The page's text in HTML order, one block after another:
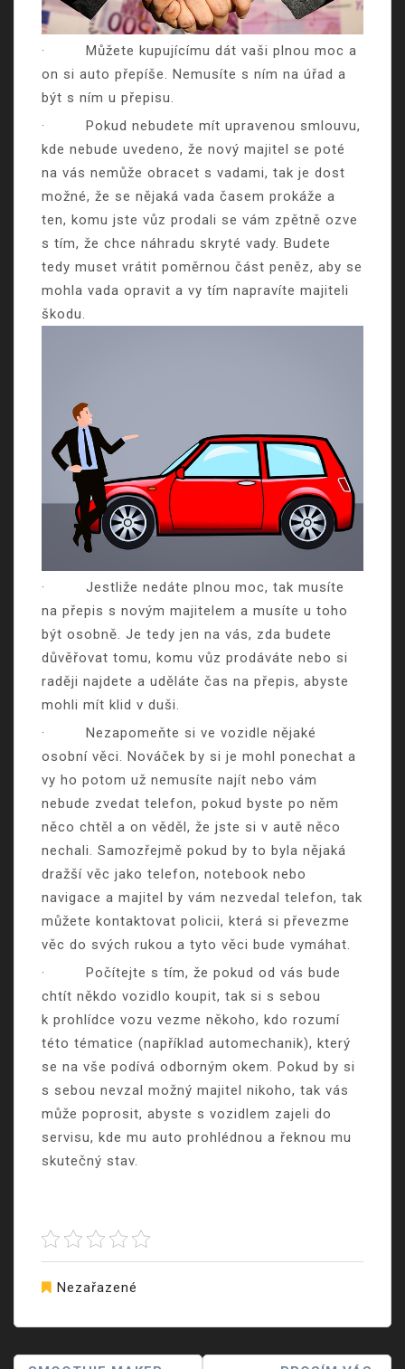
·
Můžete kupujícímu dát vaši plnou moc a
on si auto přepíše. Nemusíte s ním na úřad a
být s ním u přepisu.
·
Pokud nebudete mít upravenou smlouvu,
kde nebude uvedeno, že nový majitel se poté
na vás nemůže obracet s vadami, tak je dost
možné, že se nějaká vada časem prokáže a
ten, komu jste vůz prodali se vám zpětně ozve
s tím, že chce náhradu skryté vady. Budete
tedy muset vrátit poměrnou část peněz, aby se
mohla vada opravit a vy tím napravíte majiteli
škodu.
·
Jestliže nedáte plnou moc, tak musíte
na přepis s novým majitelem a musíte u toho
být osobně. Je tedy jen na vás, zda budete
důvěřovat tomu, komu vůz prodáváte nebo si
raději najdete a uděláte čas na přepis, abyste
mohli mít klid v duši.
·
Nezapomeňte si ve vozidle nějaké
osobní věci. Nováček by si je mohl ponechat a
vy ho potom už nemusíte najít nebo vám
nebude zvedat telefon, pokud byste po něm
něco chtěl a on věděl, že jste si v autě něco
nechali. Samozřejmě pokud by to byla nějaká
dražší věc jako telefon, notebook nebo
navigace a majitel by vám nezvedal telefon, tak
můžete kontaktovat policii, která si převezme
věc do svých rukou a tyto věci bude vymáhat.
·
Počítejte s tím, že pokud od vás bude
chtít někdo vozidlo koupit, tak si s sebou
k prohlídce vozu vezme někoho, kdo rozumí
této tématice (například automechanik), který
se na vše podívá odborným okem. Pokud by si
s sebou nevzal možný majitel nikoho, tak vás
může poprosit, abyste s vozidlem zajeli do
servisu, kde mu auto prohlédnou a řeknou mu
skutečný stav.
Nezařazené